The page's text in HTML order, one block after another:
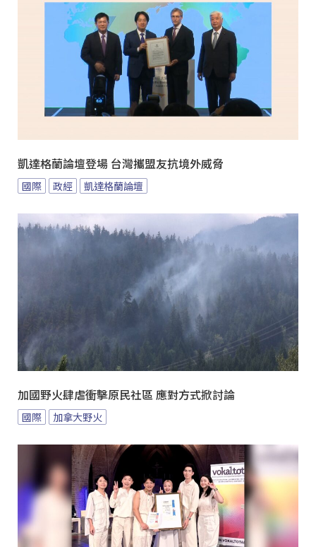
凱達格蘭論壇登場 台灣攜盟友抗境外威脅
國際 政經 凱達格蘭論壇
加國野火肆虐衝擊原民社區 應對方式掀討論
國際 加拿大野火